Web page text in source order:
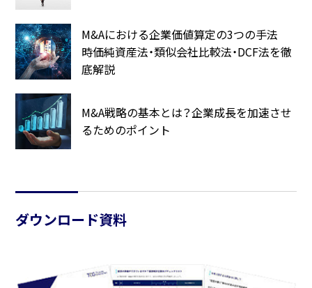
M&Aにおける企業価値算定の3つの手法
時価純資産法・類似会社比較法・DCF法を徹
底解説
M&A戦略の基本とは？企業成長を加速させ
るためのポイント
ダウンロード資料